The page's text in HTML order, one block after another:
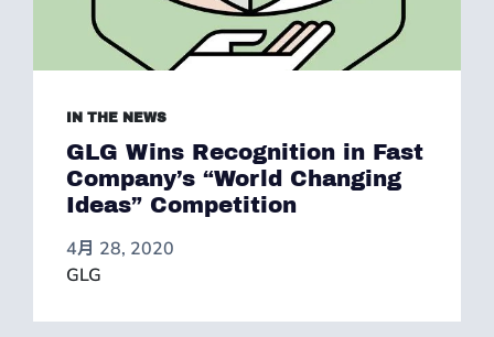
IN THE NEWS
GLG Wins Recognition in Fast
Company’s “World Changing
Ideas” Competition
4月 28, 2020
GLG